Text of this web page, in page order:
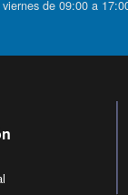
viernes de 09:00 a